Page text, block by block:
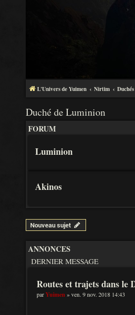
L'Univers de Yuimen Nirtim
Duché de Luminion
FORUM
Luminion
Akinos
Nouveau sujet
ANNONCES
DERNIER MESSAGE
Routes et trajets dans le
parYuimen» ven. 9 nov. 2018 14:43